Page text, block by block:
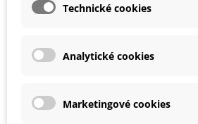
vysievame od apríla do polovice mája
slnečné stanovište
pravidelná zálievka
spon 40x40 cm
Technické cookies
Analytické cookies
Marketingové cookies